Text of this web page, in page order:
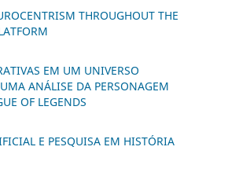
THROUGHOUT THE
EM UM UNIVERSO
ANÁLISE DA PERSONAGEM
OF LEGENDS
E PESQUISA EM HISTÓRIA